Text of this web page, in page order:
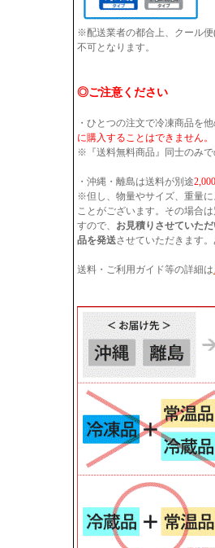
※配送業者の都合上、クール
不可となります。
◎ご注意ください
・ひとつの注文で冷凍商品を
に購入することはできません。
※『送料無料商品』同士のみ
・沖縄・離島は送料が別途
※但し、物量やサイズ、重量に
ことがございます。その場合
すので、 お見積りさせていた
品を発送させていただきます
送料・ご利用ガイド等の詳細は